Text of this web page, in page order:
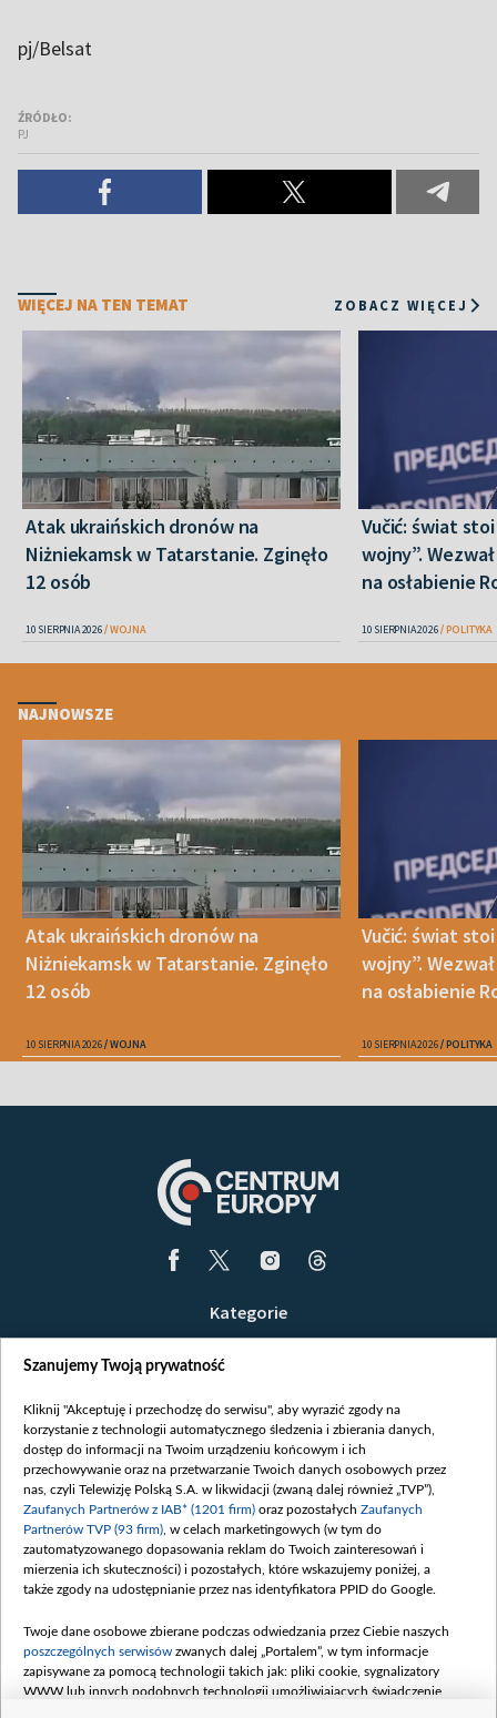
pj/Belsat
ŹRÓDŁO:
PJ
WIĘCEJ NA TEN TEMAT ZOBACZ WIĘCEJ
Atak ukraińskich dronów na
Niżniekamsk w Tatarstanie. Zginęło
12 osób
10 SIERPNIA 2026 WOJNA
Vučić: świat
wojny”.
na osłabienie
10 SIERPNIA 2026 POLITYKA
NAJNOWSZE
Atak ukraińskich dronów na
Niżniekamsk w Tatarstanie. Zginęło
12 osób
10 SIERPNIA 2026 WOJNA
Vučić: świat
wojny”.
na osłabienie
10 SIERPNIA 2026 POLITYKA
Kategorie
Opinie
Białoruś / Polska
Czytelnia
Centrum Europy
O nas
Kontakt
Informacje o nadawcy
Serwisy partnerskie
belsat.eu
slava.tv
Szanujemy Twoją prywatność
Kliknij "Akceptuję i przechodzę do serwisu", aby wyrazić zgody na
korzystanie z technologii automatycznego śledzenia i zbierania danych,
dostęp do informacji na Twoim urządzeniu końcowym i ich
przechowywanie oraz na przetwarzanie Twoich danych osobowych przez
nas, czyli Telewizję Polską S.A. w likwidacji (zwaną dalej również „TVP”),
Zaufanych Partnerów z IAB* (1201 firm) oraz pozostałych Zaufanych
Partnerów TVP (93 firm) , w celach marketingowych (w tym do
zautomatyzowanego dopasowania reklam do Twoich zainteresowań i
mierzenia ich skuteczności) i pozostałych, które wskazujemy poniżej, a
także zgody na udostępnianie przez nas identyfikatora PPID do Google.
Twoje dane osobowe zbierane podczas odwiedzania przez Ciebie naszych
poszczególnych serwisów zwanych dalej „Portalem”, w tym informacje
zapisywane za pomocą technologii takich jak: pliki cookie, sygnalizatory
WWW lub innych podobnych technologii umożliwiających świadczenie